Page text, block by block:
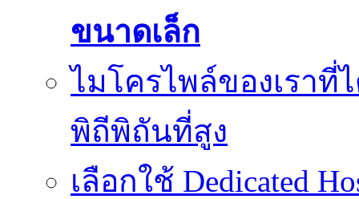
ขนาดเล็ก
ไมโครไพล์ของเรา
พิถีพิถันที่สูง
เลือกใช้ Dedicated